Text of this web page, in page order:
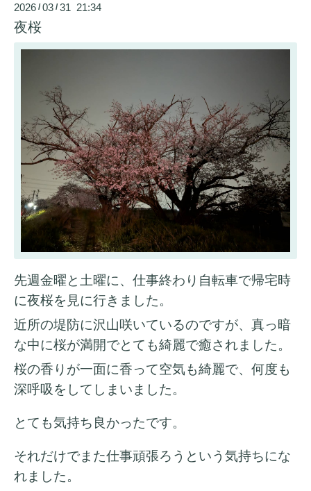
2026 /03 /31 21:34
夜桜
先週金曜と土曜に、仕事終わり自転車で帰宅時
に夜桜を見に行きました。
近所の堤防に沢山咲いているのですが、真っ暗
な中に桜が満開でとても綺麗で癒されました。
桜の香りが一面に香って空気も綺麗で、何度も
深呼吸をしてしまいました。
とても気持ち良かったです。
それだけでまた仕事頑張ろうという気持ちにな
れました。